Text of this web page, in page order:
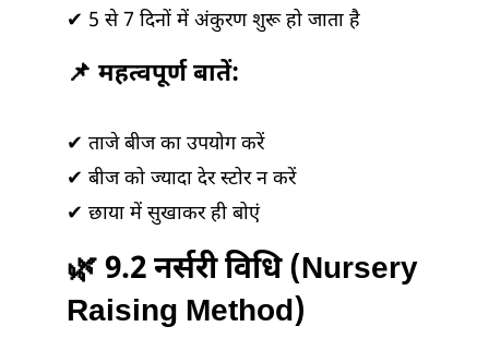
✔ 5 से 7 दिनों में अंकुरण शुरू हो जाता है
📌 महत्वपूर्ण बातें:
✔ ताजे बीज का उपयोग करें
✔ बीज को ज्यादा देर स्टोर न करें
✔ छाया में सुखाकर ही बोएं
🌿 9.2 नर्सरी विधि (Nursery
Raising Method)